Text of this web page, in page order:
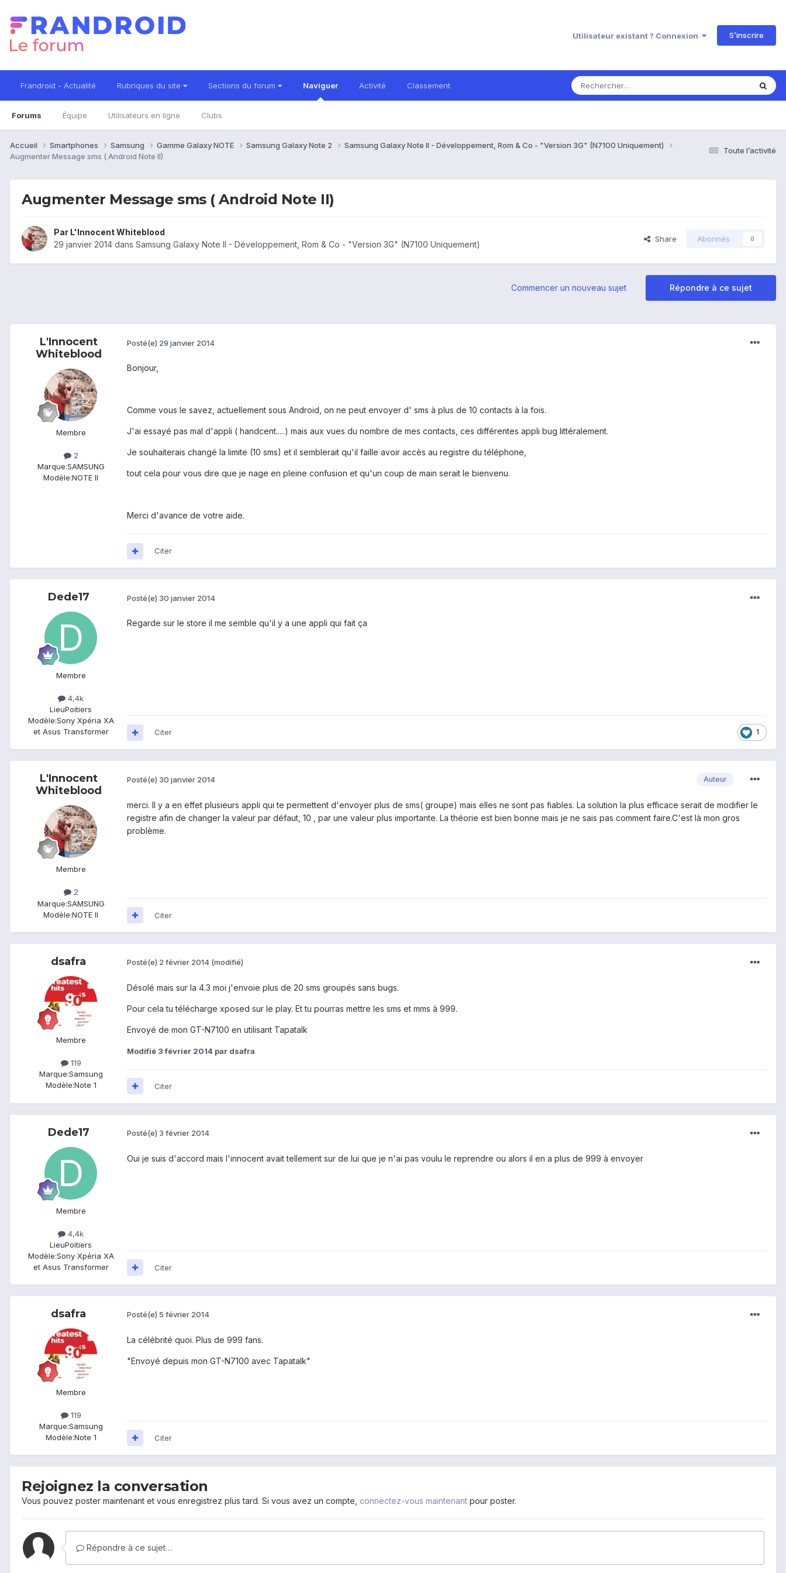
Utilisateur existant ? Connexion S’inscrire
Frandroid - Actualité Rubriques du site Sections du forum Naviguer
Forums Équipe Utilisateurs en ligne Clubs
Activité Classement
Toute l’activité
Accueil Smartphones Samsung Gamme Galaxy NOTE Samsung Galaxy Note 2
Samsung Galaxy Note II - Développement, Rom & Co - "Version 3G" (N7100 Uniquement)
Augmenter Message sms ( Android Note II)
Augmenter Message sms ( Android Note II)
Par L'Innocent Whiteblood
29 janvier 2014 dans Samsung Galaxy Note II - Développement, Rom & Co - "Version 3G" (N7100 Uniquement)
Share Abonnés 0
Répondre à ce sujet
Commencer un nouveau sujet
L'Innocent
Whiteblood
Membre
2
Marque:SAMSUNG
Modèle:NOTE II
Posté(e) 29 janvier 2014
Bonjour,
Comme vous le savez, actuellement sous Android, on ne peut envoyer d' sms à plus de 10 contacts à la fois.
J'ai essayé pas mal d'appli ( handcent.....) mais aux vues du nombre de mes contacts, ces différentes appli bug littéralement.
Je souhaiterais changé la limite (10 sms) et il semblerait qu'il faille avoir accès au registre du téléphone,
tout cela pour vous dire que je nage en pleine confusion et qu'un coup de main serait le bienvenu.
Merci d'avance de votre aide.
Citer
Dede17
Membre
4,4k
LieuPoitiers
Modèle:Sony Xpéria XA
et Asus Transformer
Posté(e) 30 janvier 2014
Regarde sur le store il me semble qu'il y a une appli qui fait ça
1
Citer
L'Innocent
Whiteblood
Membre
2
Marque:SAMSUNG
Modèle:NOTE II
Auteur
Posté(e) 30 janvier 2014
merci. Il y a en effet plusieurs appli qui te permettent d'envoyer plus de sms( groupe) mais elles ne sont pas fiables. La solution la plus efficace serait de modifier le
registre afin de changer la valeur par défaut, 10 , par une valeur plus importante. La théorie est bien bonne mais je ne sais pas comment faire.C'est là mon gros
problème.
Citer
dsafra
Membre
119
Marque:Samsung
Modèle:Note 1
Posté(e) 2 février 2014 (modifié)
Désolé mais sur la 4.3 moi j'envoie plus de 20 sms groupés sans bugs.
Pour cela tu télécharge xposed sur le play. Et tu pourras mettre les sms et mms à 999.
Envoyé de mon GT-N7100 en utilisant Tapatalk
Modifié 3 février 2014 par dsafra
Citer
Dede17
Membre
4,4k
LieuPoitiers
Modèle:Sony Xpéria XA
et Asus Transformer
Posté(e) 3 février 2014
Oui je suis d'accord mais l'innocent avait tellement sur de lui que je n'ai pas voulu le reprendre ou alors il en a plus de 999 à envoyer
Citer
dsafra
Membre
119
Marque:Samsung
Modèle:Note 1
Posté(e) 5 février 2014
La célébrité quoi. Plus de 999 fans.
"Envoyé depuis mon GT-N7100 avec Tapatalk"
Citer
Rejoignez la conversation
Vous pouvez poster maintenant et vous enregistrez plus tard. Si vous avez un compte, connectez-vous maintenant pour poster.
Répondre à ce sujet…